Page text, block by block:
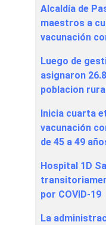
Alcaldía de
maestros a
vacunación
Luego de
asignaron
poblacion
Inicia cuarta
vacunación
de 45 a 49
Hospital 1D
por COVID-19
La